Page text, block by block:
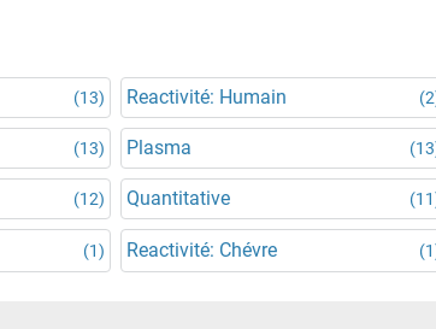
(13) Reactivité: Humain
(13) Plasma
(12) Quantitative
(1) Reactivité: Chévre